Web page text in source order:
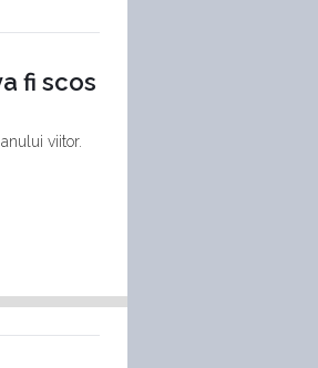
fi scos
viitor.